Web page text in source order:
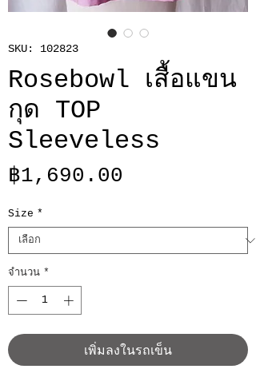
SKU: 102823
Rosebowl เสื้อแขน
กุด TOP
Sleeveless
฿1,690.00
Size *
จำนวน *
เพิ่มลงในรถเข็น